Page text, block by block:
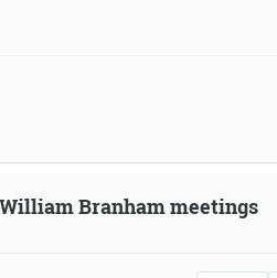
William Branham meetings